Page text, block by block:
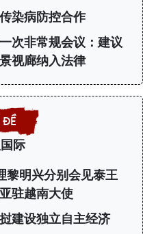
染病防控合作
次非常规会议：建议
视廊纳入法律
际
黎明兴分别会见泰王
驻越南大使
建设独立自主经济